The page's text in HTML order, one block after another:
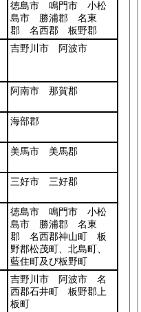
徳島市 鳴門市 小松
島市 勝浦郡 名東
郡 名西郡 板野郡
吉野川市 阿波市
阿南市 那賀郡
海部郡
美馬市 美馬郡
三好市 三好郡
徳島市 鳴門市 小松
島市 勝浦郡 名東
郡 名西郡神山町 板
野郡松茂町、北島町、
藍住町及び板野町
吉野川市 阿波市 名
西郡石井町 板野郡上
板町